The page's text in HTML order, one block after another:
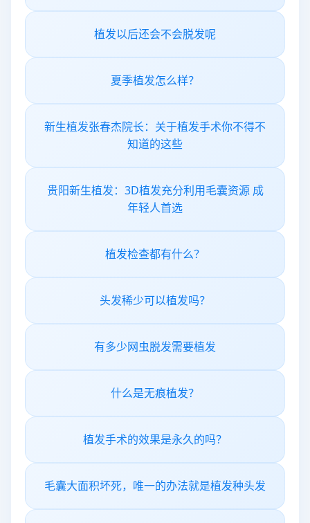
植发以后还会不会脱发呢
夏季植发怎么样？
新生植发张春杰院长：关于植发手术你不得不
知道的这些
贵阳新生植发：3D植发充分利用毛囊资源 成
年轻人首选
植发检查都有什么？
头发稀少可以植发吗？
有多少网虫脱发需要植发
什么是无痕植发？
植发手术的效果是永久的吗？
毛囊大面积坏死，唯一的办法就是植发种头发